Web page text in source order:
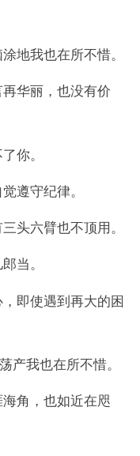
地我也在所不惜。
华丽，也没有价
你。
遵守纪律。
头六臂也不顶用。
当。
即使遇到再大的困
产我也在所不惜。
角，也如近在咫